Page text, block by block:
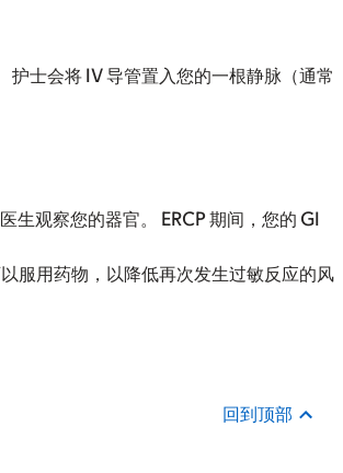
士会将 IV 导管置入您的一根静脉（通常
生观察您的器官。 ERCP 期间，您的 GI
服用药物，以降低再次发生过敏反应的风
回到顶部